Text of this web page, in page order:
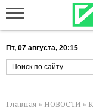
Пт, 07 августа, 20:15
Главная » НОВОСТИ »